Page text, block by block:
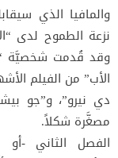
والمافيا الذي
نزعة الطموح لدى
وقد قُدمت شخصيَّة
الأب” من الفيلم
مصغَّرة شكلاً.
الفصل الثاني -